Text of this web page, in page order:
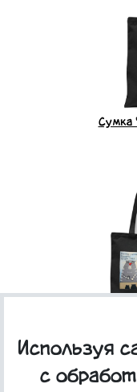
Сумка
Используя
с